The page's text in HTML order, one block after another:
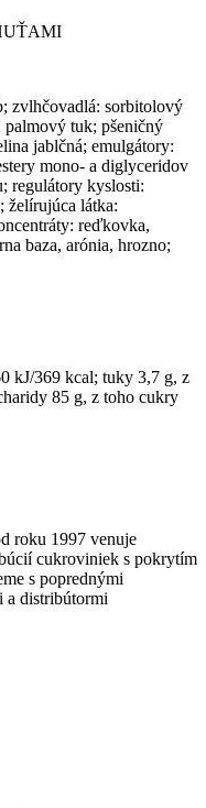
zvlhčovadlá: sorbitolový
palmový tuk; pšeničný
jablčná; emulgátory:
mono- a diglyceridov
regulátory kyslosti:
želírujúca látka:
reďkovka,
baza, arónia, hrozno;
kJ/369 kcal; tuky 3,7 g, z
85 g, z toho cukry
roku 1997 venuje
cukroviniek s pokrytím
s poprednými
a distribútormi